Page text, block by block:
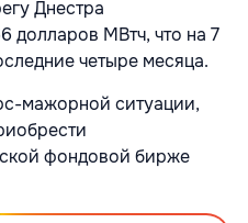
Днестра
долларов МВтч, что на 7
четыре месяца.
мажорной ситуации,
фондовой бирже